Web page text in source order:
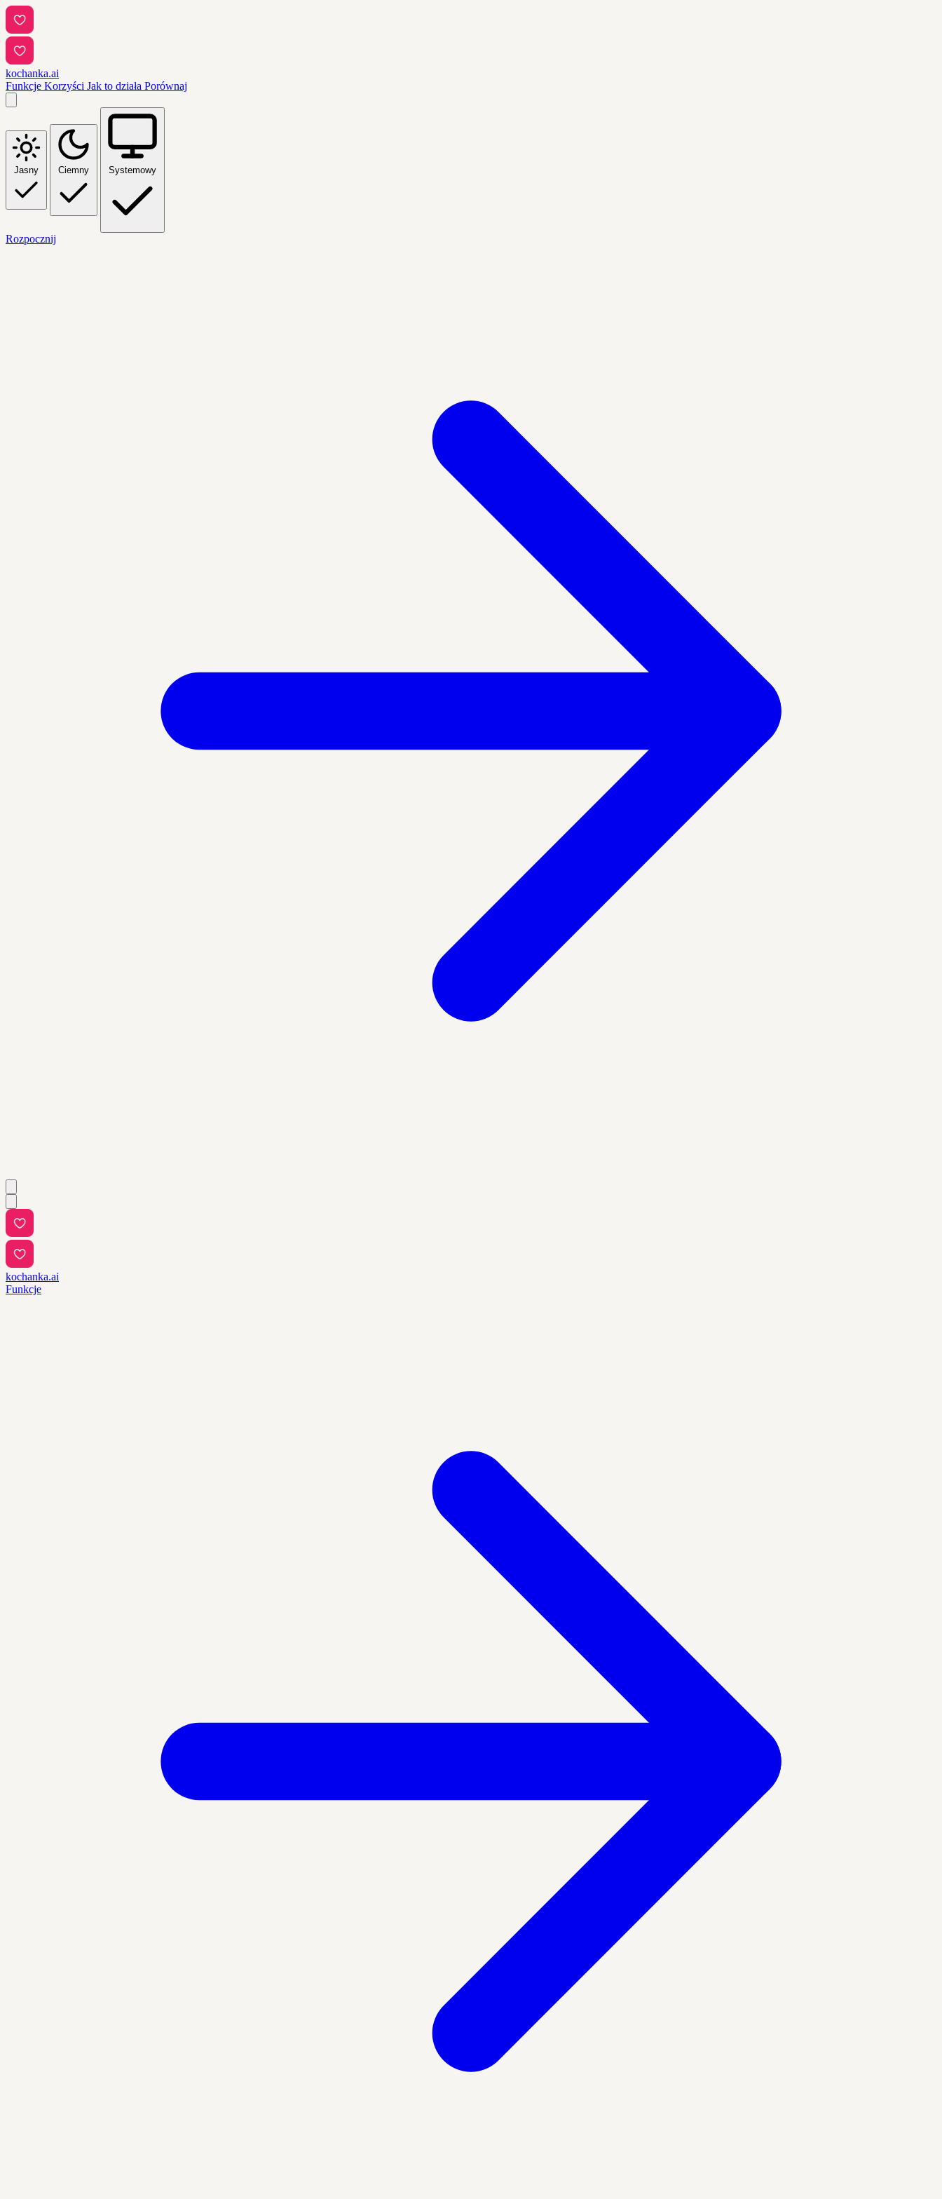
kochanka.ai
Funkcje Korzyści Jak to działa Porównaj
Jasny Ciemny Systemowy
Rozpocznij
kochanka.ai
Funkcje